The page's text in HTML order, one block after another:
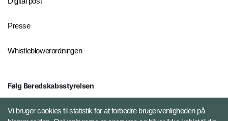
Presse
Whistleblowerordningen
Følg Beredskabsstyrelsen
X BRSdk
Vi bruger cookies til statistik for at forbedre brugervenligheden på